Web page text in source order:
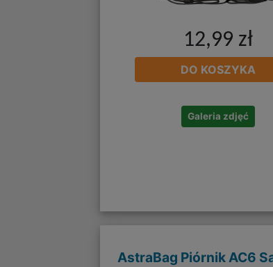
12,99 zł
DO KOSZYKA
Galeria zdjęć
AstraBag Piórnik AC6